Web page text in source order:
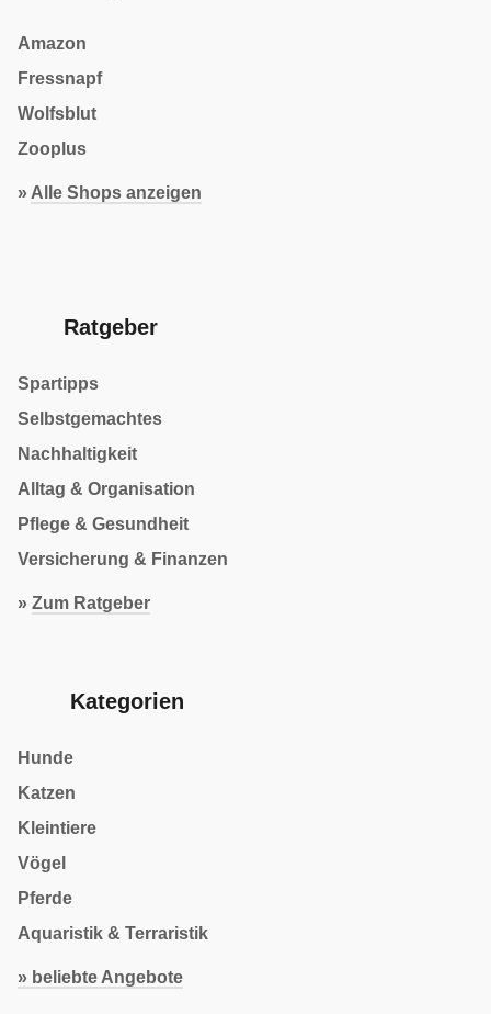
Amazon
Fressnapf
Wolfsblut
Zooplus
» Alle Shops anzeigen
Ratgeber
Spartipps
Selbstgemachtes
Nachhaltigkeit
Alltag & Organisation
Pflege & Gesundheit
Versicherung & Finanzen
» Zum Ratgeber
Kategorien
Hunde
Katzen
Kleintiere
Vögel
Pferde
Aquaristik & Terraristik
» beliebte Angebote